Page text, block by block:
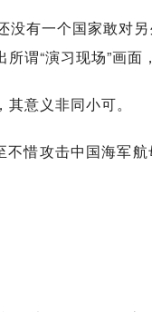
有一个国家敢对
谓“演习现场”画面
意义非同小可。
惜攻击中国海军